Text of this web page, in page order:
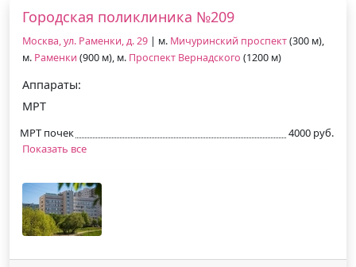
Городская поликлиника №209
Москва, ул. Раменки, д. 29 | м. Мичуринский проспект(300 м),
м. Раменки (900 м), м. Проспект Вернадского (1200 м)
Аппараты:
МРТ
МРТ почек
4000 руб.
Показать все